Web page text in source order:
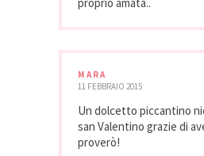
MARA
11 FEBBRAIO 2015
Un dolcetto piccantino
san Valentino grazie di
proverò!